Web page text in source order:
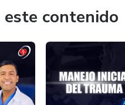
contenido